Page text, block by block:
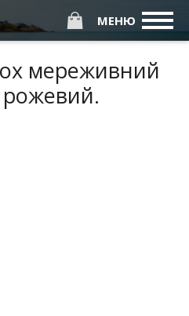
МЕНЮ
мереживний